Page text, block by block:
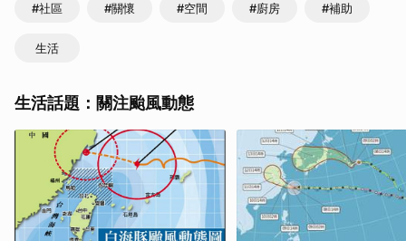
#社區 #關懷 #空間 #廚房 #補助
生活
生活話題：關注颱風動態